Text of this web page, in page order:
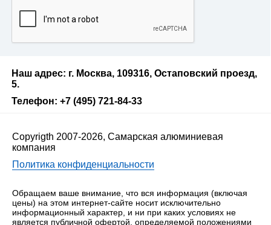
Наш адрес: г. Москва, 109316, Остаповский проезд,
5.
Телефон: +7 (495) 721-84-33
Copyrigth 2007-2026, Самарская алюминиевая
компания
Политика конфиденциальности
Обращаем ваше внимание, что вся информация (включая
цены) на этом интернет-сайте носит исключительно
информационный характер, и ни при каких условиях не
является публичной офертой, определяемой положениями